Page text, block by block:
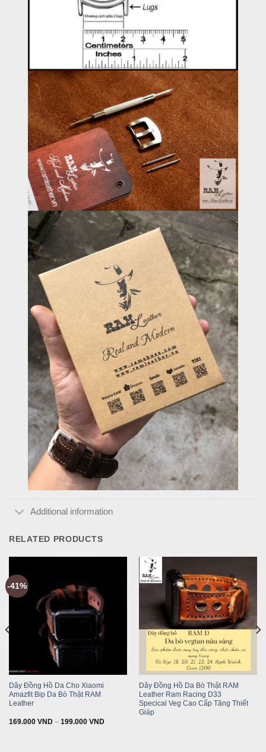
Additional information
RELATED PRODUCTS
-41%
Dây Đồng Hồ Da Cho Xiaomi
Amazfit Bip Da Bò Thật RAM
Leather
169.000 VND– 199.000 VND
Dây Đồng Hồ Da Bò Thật RAM
Leather Ram Racing D33
Specical Veg Cao Cấp Tăng Thiết
Giáp
VND.